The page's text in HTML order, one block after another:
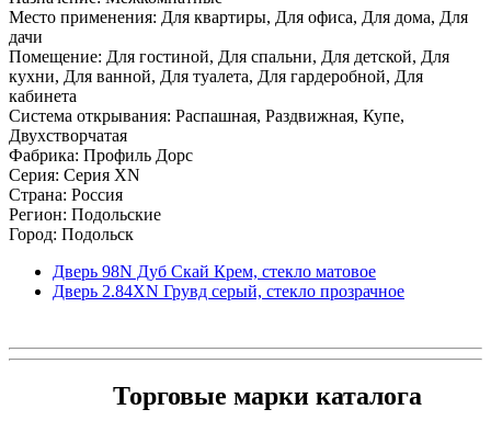
Место применения: Для квартиры, Для офиса, Для дома, Для
дачи
Помещение: Для гостиной, Для спальни, Для детской, Для
кухни, Для ванной, Для туалета, Для гардеробной, Для
кабинета
Система открывания: Распашная, Раздвижная, Купе,
Двухстворчатая
Фабрика: Профиль Дорс
Серия: Серия XN
Страна: Россия
Регион: Подольские
Город: Подольск
Дверь 98N Дуб Скай Крем, стекло матовое
Дверь 2.84ХN Грувд серый, стекло прозрачное
Торговые марки каталога